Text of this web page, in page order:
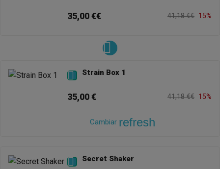
35,00 €€ 41,18 €€ 15%
 Strain Box 1
35,00 € 41,18 €€ 15%
Cambiar refresh
 Secret Shaker